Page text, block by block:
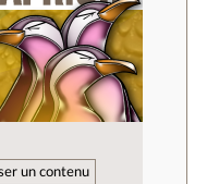
un contenu